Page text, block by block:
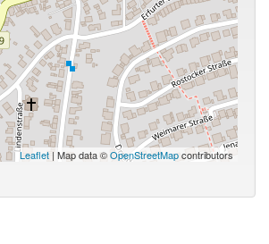
Leaflet | Map data ©OpenStreetMapcontributors